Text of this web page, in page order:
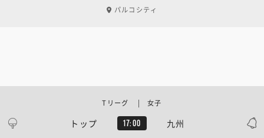
パルコシティ
トップ 17:00 九州
Tリーグ | 女子